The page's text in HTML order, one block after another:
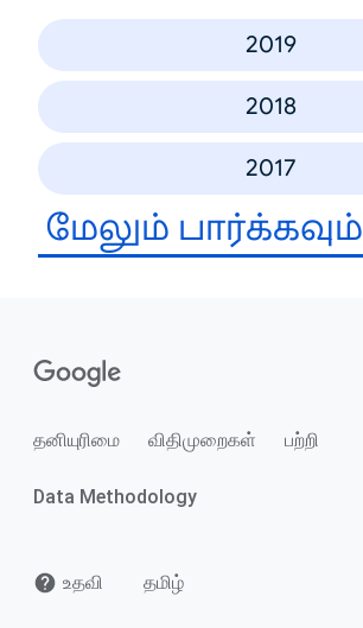
2019
2018
2017
மேலும் பார்க்கவும்
தனியுரிமை விதிமுறைகள் பற்றி
Data Methodology
உதவி